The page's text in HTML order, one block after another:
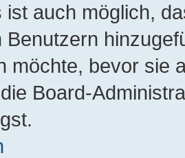
ist auch möglich,
Benutzern
möchte, bevor sie
Board-